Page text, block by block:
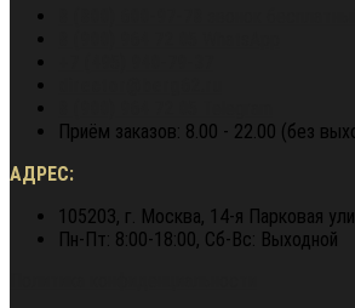
Приём заказов: 8.00 - 22.00 (без
АДРЕС:
105203, г. Москва, 14-я Парковая
Пн-Пт: 8:00-18:00, Сб-Вс: Выходной